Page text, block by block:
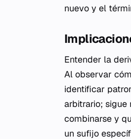
nuevo y el
Entender la
Al observar
identificar
arbitrario; sigue
combinarse y
un sufijo